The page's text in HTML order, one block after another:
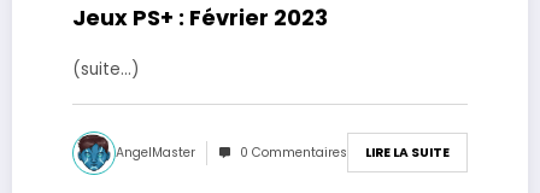
Jeux PS+ : Février 2023
(suite…)
AngelMaster 0 Commentaires LIRE LA SUITE